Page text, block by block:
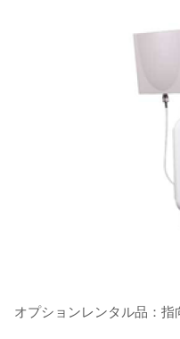
オプションレンタル品：指